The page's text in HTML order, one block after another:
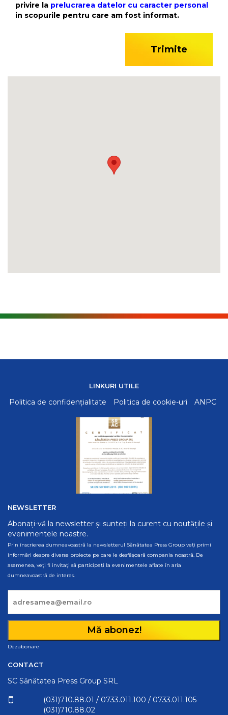
privire la prelucrarea datelor cu caracter personal
in scopurile pentru care am fost informat.
LINKURI UTILE
Politica de confidențialitate Politica de cookie-uri ANPC
NEWSLETTER
Abonați-vă la newsletter și sunteți la curent cu noutățile și
evenimentele noastre.
Prin înscrierea dumneavoastră la newsletterul Sănătatea Press Group veți primi
informări despre diverse proiecte pe care le desfășoară compania noastră. De
asemenea, veți fi invitați să participați la evenimentele aflate în aria
dumneavoastră de interes.
Mă abonez!
Dezabonare
CONTACT
SC Sănătatea Press Group SRL
(031)710.88.01 / 0733.011.100 / 0733.011.105
(031)710.88.02